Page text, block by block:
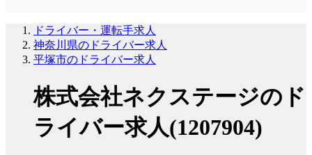
ドライバー・運転手求人
神奈川県のドライバー求人
平塚市のドライバー求人
株式会社ネクステージのド
ライバー求人(1207904)